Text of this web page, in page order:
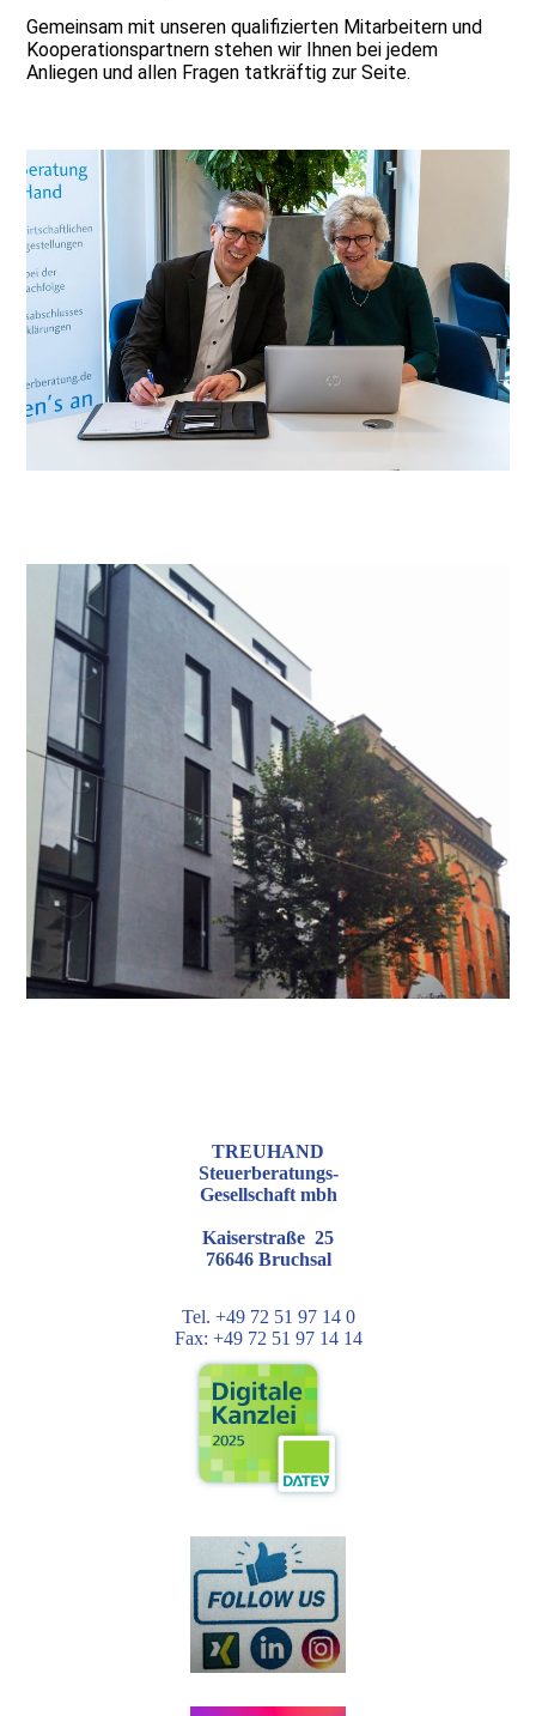
Gemeinsam mit unseren qualifizierten Mitarbeitern und
Kooperationspartnern stehen wir Ihnen bei jedem
Anliegen und allen Fragen tatkräftig zur Seite.
TREUHAND
Steuerberatungs-
Gesellschaft mbh
Kaiserstraße 25
76646 Bruchsal
Tel. +49 72 51 97 14 0
Fax: +49 72 51 97 14 14